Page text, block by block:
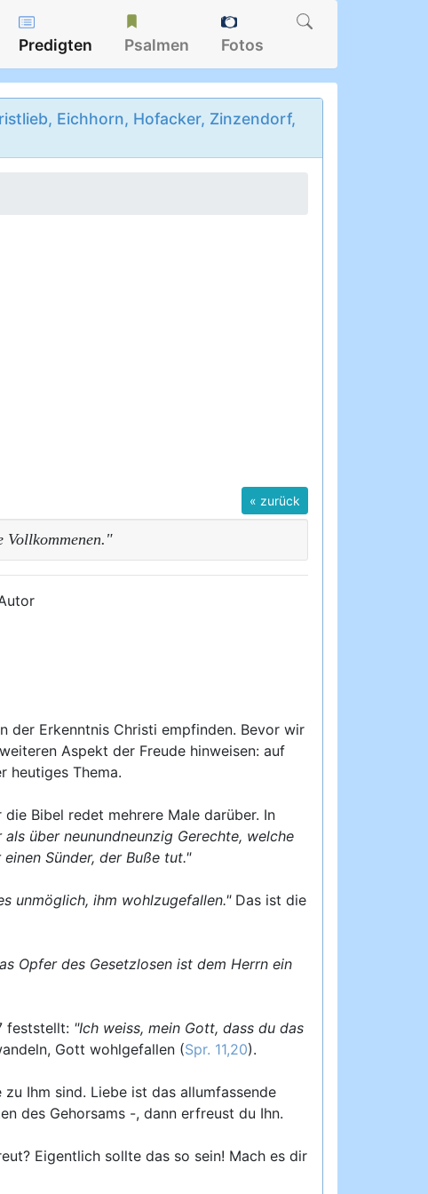
Predigten Psalmen Fotos
Eichhorn, Hofacker, Zinzendorf,
« zurück
Vollkommenen."
der Erkenntnis Christi empfinden. Bevor wir
Aspekt der Freude hinweisen: auf
heutiges Thema.
Bibel redet mehrere Male darüber. In
über neunundneunzig Gerechte, welche
Sünder, der Buße tut."
unmöglich, ihm wohlzugefallen."Das ist die
Opfer des Gesetzlosen ist dem Herrn ein
feststellt: "Ich weiss, mein Gott, dass du das
Gott wohlgefallen (Spr. 11,20).
Ihm sind. Liebe ist das allumfassende
des Gehorsams -, dann erfreust du Ihn.
Eigentlich sollte das so sein! Mach es dir